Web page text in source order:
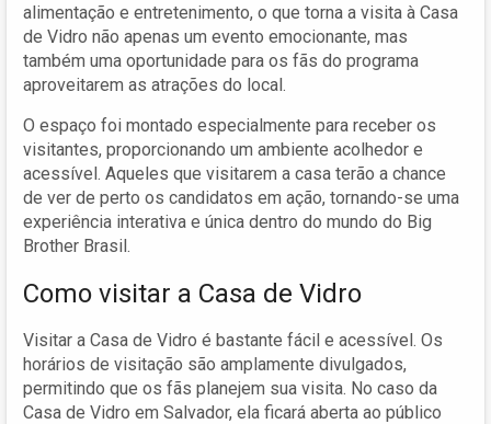
alimentação e entretenimento, o que torna a visita à Casa
de Vidro não apenas um evento emocionante, mas
também uma oportunidade para os fãs do programa
aproveitarem as atrações do local.
O espaço foi montado especialmente para receber os
visitantes, proporcionando um ambiente acolhedor e
acessível. Aqueles que visitarem a casa terão a chance
de ver de perto os candidatos em ação, tornando-se uma
experiência interativa e única dentro do mundo do Big
Brother Brasil.
Como visitar a Casa de Vidro
Visitar a Casa de Vidro é bastante fácil e acessível. Os
horários de visitação são amplamente divulgados,
permitindo que os fãs planejem sua visita. No caso da
Casa de Vidro em Salvador, ela ficará aberta ao público